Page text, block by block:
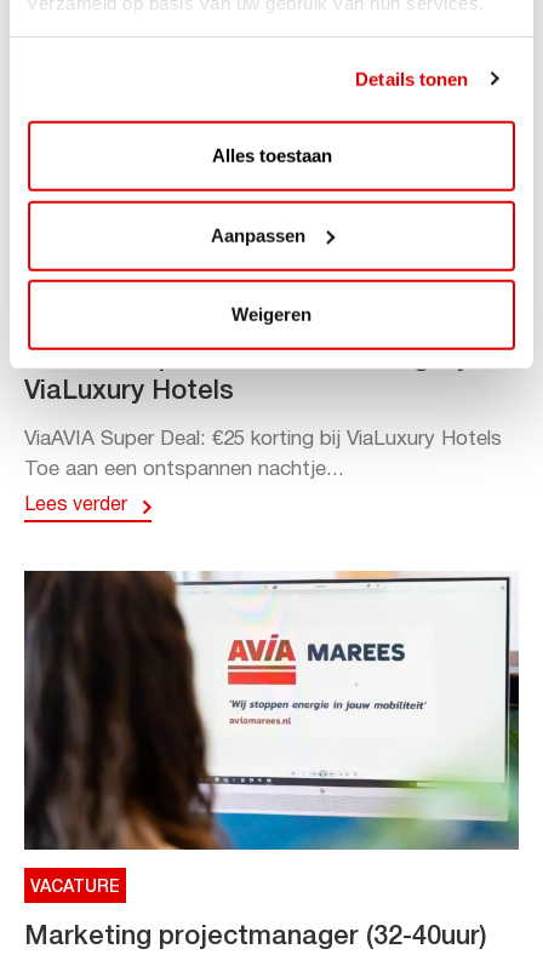
Details tonen
Alles toestaan
Aanpassen
Weigeren
ViaLuxury Hotels
ViaAVIA Super Deal: €25 korting bij ViaLuxury Hotels
Toe aan een ontspannen nachtje...
Lees verder
VACATURE
Marketing projectmanager (32-40uur)